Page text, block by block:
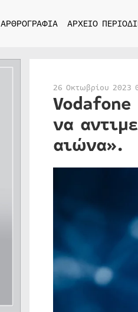
ΑΡΘΡΟΓΡΑΦΙΑ ΑΡΧΕΙΟ
26 Οκτωβρίου 2023
να
αιώνα».